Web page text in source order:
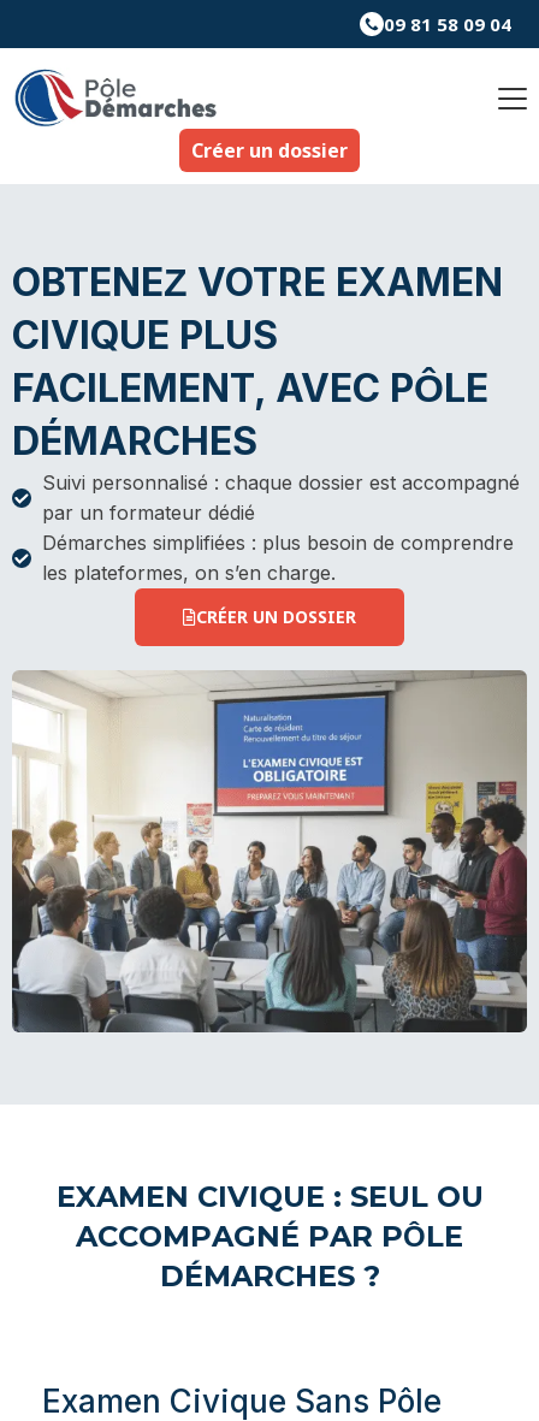
au
contenu
09 81 58 09 04
Créer un dossier
OBTENEZ VOTRE EXAMEN
CIVIQUE PLUS
FACILEMENT, AVEC PÔLE
DÉMARCHES
Suivi personnalisé : chaque dossier est accompagné
par un formateur dédié
Démarches simplifiées : plus besoin de comprendre
les plateformes, on s’en charge.
CRÉER UN DOSSIER
EXAMEN CIVIQUE : SEUL OU
ACCOMPAGNÉ PAR PÔLE
DÉMARCHES ?
Examen Civique Sans Pôle